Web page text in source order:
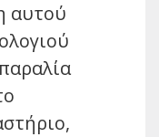
αυτού